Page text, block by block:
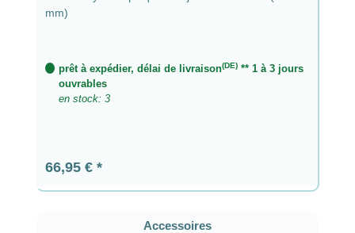
mm)
prêt à expédier, délai de livraison(DE)** 1 à 3 jours
ouvrables
en stock: 3
Prix régulier :
66,95 €
Ignorer la galerie de produits
Accessoires